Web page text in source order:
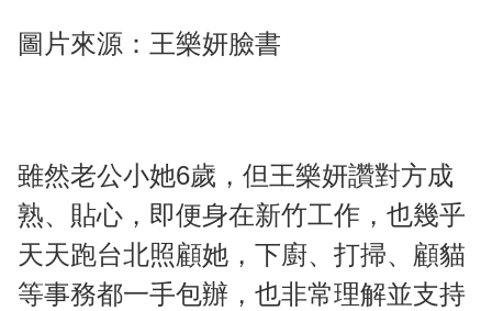
圖片來源：王樂妍臉書
雖然老公小她6歲，但王樂妍讚對方成
熟、貼心，即便身在新竹工作，也幾乎
天天跑台北照顧她，下廚、打掃、顧貓
等事務都一手包辦，也非常理解並支持